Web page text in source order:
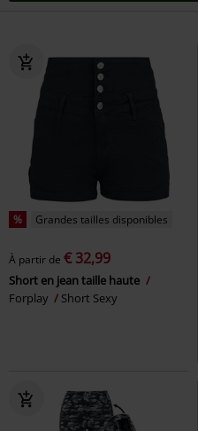
% Grandes tailles disponibles
À partir de € 32,99
Short en jean taille haute
Forplay
Short Sexy